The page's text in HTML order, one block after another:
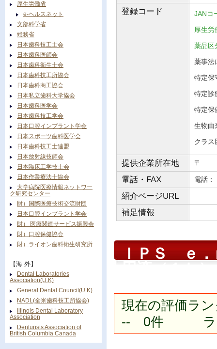
登録コード JANコ
厚生
薬品
薬事
特定
特定
特定
生物
クラ
提供企業所在地 〒
電話・FAX 電
紹介ページURL
補足情報
ＩＰＳ ｅ
現在の評価
-- 0件 ラ
厚生労働省
e-ヘルスネット
文部科学省
総務省
日本歯科技工士会
日本歯科医師会
日本歯科衛生士会
日本歯科技工所協会
日本歯科商工協会
日本私立歯科大学協会
日本歯科医学会
日本歯科技工学会
日本口腔インプラント学会
日本スポーツ歯科医学会
日本歯科技工士連盟
日本放射線技師会
日本臨床工学技士会
日本作業療法士協会
大学病院医療情報ネットワー
ク研究センター
財）国際医療技術交流財団
日本口腔インプラント学会
財） 医療関連サービス振興会
財）口腔保健協会
財）ライオン歯科衛生研究所
【海 外】
Dental Laboratories
Association(U.K)
General Dental Council(U.K)
NADL(全米歯科技工所協会)
Illinois Dental Laboratory
Association
Denturists Association of
British Columbia Canada